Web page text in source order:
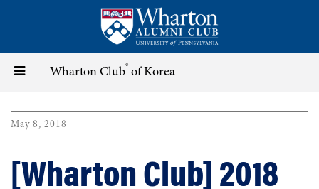
content
Toggle
navigation
Wharton Club® of Korea
May 8, 2018
[Wharton Club] 2018